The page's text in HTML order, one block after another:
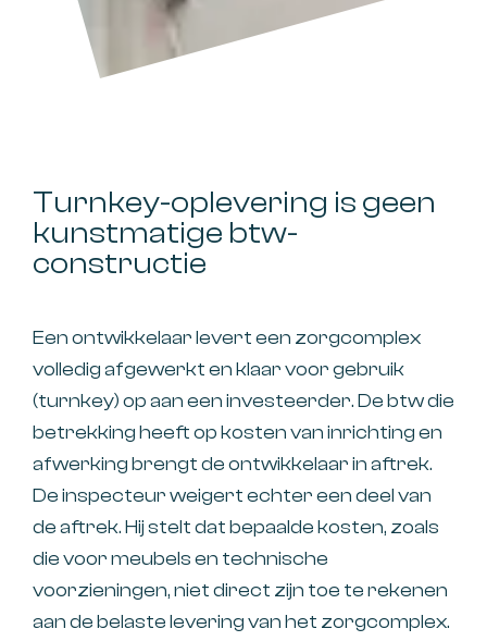
Turnkey-oplevering is geen
kunstmatige btw-
constructie
Een ontwikkelaar levert een zorgcomplex
volledig afgewerkt en klaar voor gebruik
(turnkey) op aan een investeerder. De btw die
betrekking heeft op kosten van inrichting en
afwerking brengt de ontwikkelaar in aftrek.
De inspecteur weigert echter een deel van
de aftrek. Hij stelt dat bepaalde kosten, zoals
die voor meubels en technische
voorzieningen, niet direct zijn toe te rekenen
aan de belaste levering van het zorgcomplex.